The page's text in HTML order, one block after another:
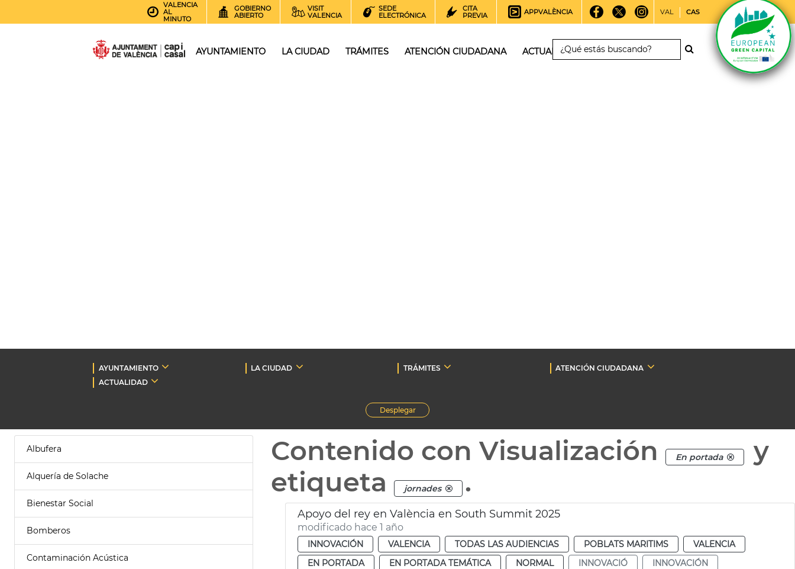
VALENCIA
AL
MINUTO
GOBIERNO
ABIERTO
VISIT
VALENCIA
SEDE
ELECTRÓNICA
CITA
PREVIA
APPVALÈNCIA VAL CAS
AYUNTAMIENTO LA CIUDAD TRÁMITES ATENCIÓN CIUDADANA ACTUALIDAD
AYUNTAMIENTO LA CIUDAD TRÁMITES
ATENCIÓN CIUDADANA
ACTUALIDAD
Desplegar
Albufera
Alquería de Solache
Bienestar Social
Bomberos
Contaminación Acústica
Contenido con Visualización En portada
y
etiqueta
jornades .
Apoyo del rey en València en South Summit 2025
modificado hace 1 año
INNOVACIÓN VALENCIA TODAS LAS AUDIENCIAS POBLATS MARITIMS
VALENCIA
EN PORTADA
EN PORTADA TEMÁTICA NORMAL INNOVACIÓ
INNOVACIÓN